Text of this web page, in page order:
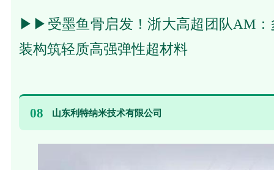
▶▶ 受墨鱼骨启发！浙大高超团队AM
装构筑轻质高强弹性超材料
08 山东利特纳米技术有限公司